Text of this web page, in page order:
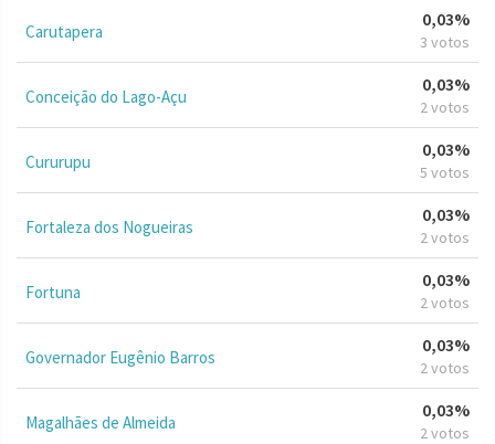
Carutapera
0,03%
3 votos
Conceição do Lago-Açu
0,03%
2 votos
Cururupu
0,03%
5 votos
Fortaleza dos Nogueiras
0,03%
2 votos
Fortuna
0,03%
2 votos
Governador Eugênio Barros
0,03%
2 votos
Magalhães de Almeida
0,03%
2 votos